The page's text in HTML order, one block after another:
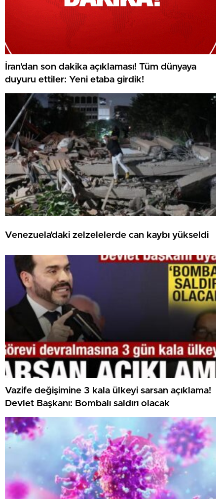
İran’dan son dakika açıklaması! Tüm dünyaya
duyuru ettiler: Yeni etaba girdik!
Venezuela’daki zelzelelerde can kaybı yükseldi
Vazife değişimine 3 kala ülkeyi sarsan açıklama!
Devlet Başkanı: Bombalı saldırı olacak